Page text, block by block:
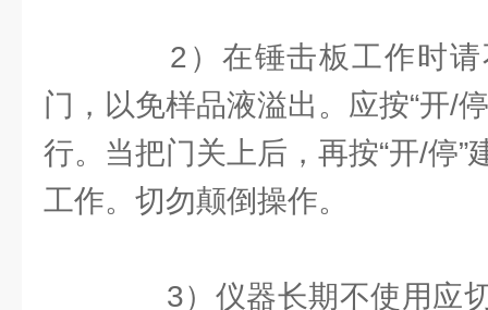
2）在锤击板工作时请
门，以免样品液溢出。应按“开/
行。当把门关上后，再按“开/停”
工作。切勿颠倒操作。
3）仪器长期不使用应切